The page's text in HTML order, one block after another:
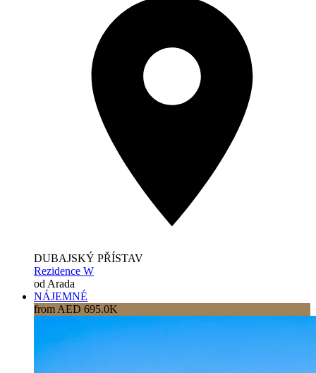
DUBAJSKÝ PŘÍSTAV
Rezidence W
od Arada
NÁJEMNÉ
from AED 695.0K